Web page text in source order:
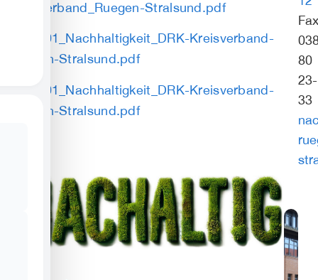
Kreisverband_Ruegen-Stralsund.pdf
2025_01_Nachhaltigkeit_DRK-Kreisverband-
Ruegen-Stralsund.pdf
2026_01_Nachhaltigkeit_DRK-Kreisverband-
Ruegen-Stralsund.pdf
80
23-
33